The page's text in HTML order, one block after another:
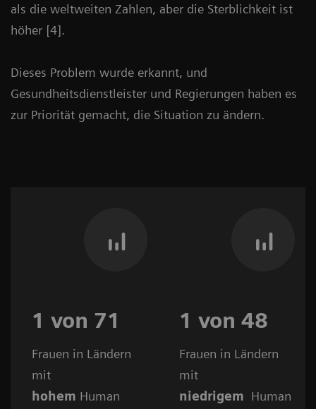
als die weltweiten Zahlen, aber die Sterblichkeit ist
höher [4].
Dieses Problem wurde erkannt, und
Gesundheitsdienstleister und Regierungen haben es
zur Priorität gemacht, die Situation zu ändern.
1 von 71
Frauen in Ländern
mit
hohem Human
1 von 48
Frauen in Ländern
mit
niedrigem Human